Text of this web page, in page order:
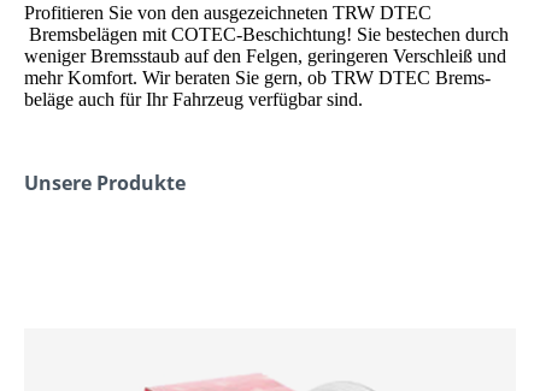
Profitieren Sie von den ausgezeichneten TRW DTEC
Bremsbelägen mit COTEC-Beschichtung! Sie bestechen durch
we­niger Bremsstaub auf den Felgen, ge­ring­eren Verschleiß und
mehr Komfort. Wir beraten Sie gern, ob TRW DTEC Brems­
beläge auch für Ihr Fahrzeug verfügbar sind.
Unsere Produkte